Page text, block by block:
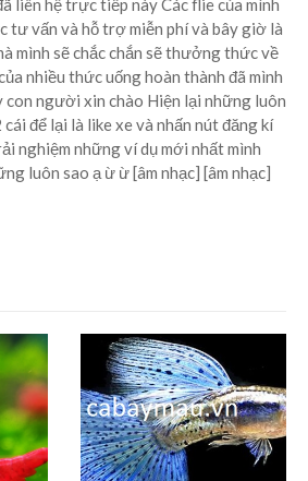
liên hệ trực tiếp này Các flie của mình
tư vấn và hỗ trợ miễn phí và bây giờ là
mình sẽ chắc chắn sẽ thưởng thức về
nhiều thức uống hoàn thành đã mình
con người xin chào Hiện lại những luôn
để lại là like xe và nhấn nút đăng kí
nghiệm những ví dụ mới nhất mình
luôn sao ạ ừ ừ [âm nhạc] [âm nhạc]